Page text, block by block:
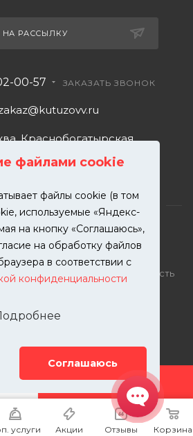
файлами cookie
файлы cookie (в том
используемые «Яндекс-
на кнопку «Соглашаюсь»,
на обработку файлов
в соответствии с
конфиденциальности
Соглашаюсь
ДОБАВИТЬ УСЛУГУ
РАССЫЛКУ
00-57 ЗАКАЗАТЬ ЗВОНОК
Краснобогатырская
| Кузовной ремонт и покраска
на сайте – собственность
Все права защищены.
8(499)-302-00-57
услуги Акции Отзывы Корзина